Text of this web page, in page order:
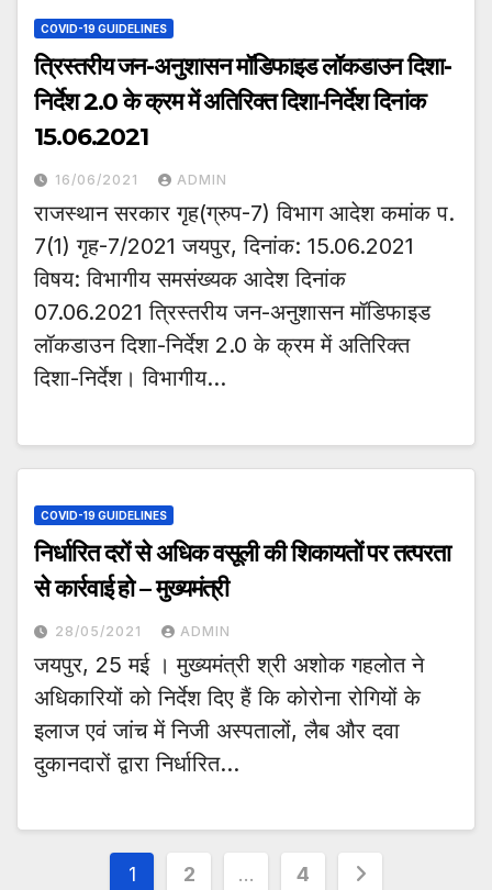
COVID-19 GUIDELINES
त्रिस्तरीय जन-अनुशासन मॉडिफाइड लॉकडाउन दिशा-
निर्देश 2.0 के क्रम में अतिरिक्त दिशा-निर्देश दिनांक
15.06.2021
16/06/2021 ADMIN
राजस्थान सरकार गृह(ग्रुप-7) विभाग आदेश कमांक प.
7(1) गृह-7/2021 जयपुर, दिनांक: 15.06.2021
विषय: विभागीय समसंख्यक आदेश दिनांक
07.06.2021 त्रिस्तरीय जन-अनुशासन मॉडिफाइड
लॉकडाउन दिशा-निर्देश 2.0 के क्रम में अतिरिक्त
दिशा-निर्देश। विभागीय…
COVID-19 GUIDELINES
निर्धारित दरों से अधिक वसूली की शिकायतों पर तत्परता
से कार्रवाई हो – मुख्यमंत्री
28/05/2021 ADMIN
जयपुर, 25 मई । मुख्यमंत्री श्री अशोक गहलोत ने
अधिकारियों को निर्देश दिए हैं कि कोरोना रोगियों के
इलाज एवं जांच में निजी अस्पतालों, लैब और दवा
दुकानदारों द्वारा निर्धारित…
Posts
1 2 … 4